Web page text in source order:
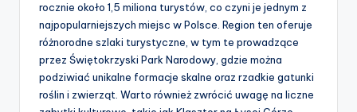
rocznie około 1,5 miliona turystów, co czyni je jednym z
najpopularniejszych miejsc w Polsce. Region ten oferuje
różnorodne szlaki turystyczne, w tym te prowadzące
przez Świętokrzyski Park Narodowy, gdzie można
podziwiać unikalne formacje skalne oraz rzadkie gatunki
roślin i zwierząt. Warto również zwrócić uwagę na liczne